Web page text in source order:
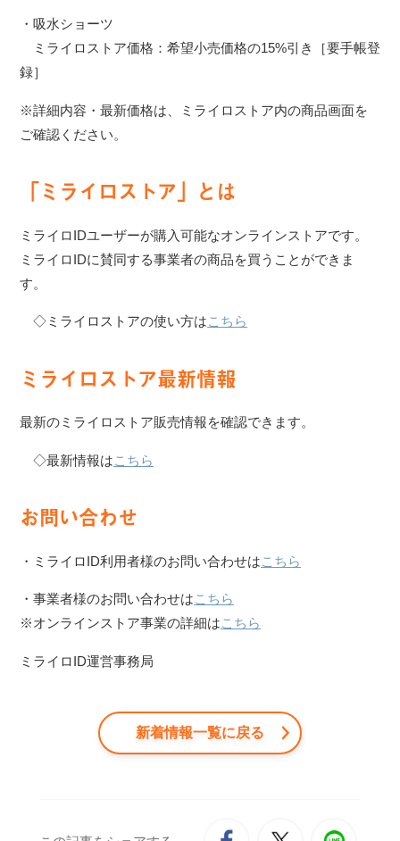
・吸水ショーツ
ミライロストア価格：希望小売価格の15%引き［要手帳登
録］
※詳細内容・最新価格は、ミライロストア内の商品画面を
ご確認ください。
「ミライロストア」とは
ミライロIDユーザーが購入可能なオンラインストアです。
ミライロIDに賛同する事業者の商品を買うことができま
す。
◇ミライロストアの使い方はこちら
ミライロストア最新情報
最新のミライロストア販売情報を確認できます。
◇最新情報はこちら
お問い合わせ
・ミライロID利用者様のお問い合わせはこちら
・事業者様のお問い合わせはこちら
※オンラインストア事業の詳細はこちら
ミライロID運営事務局
新着情報一覧に戻る